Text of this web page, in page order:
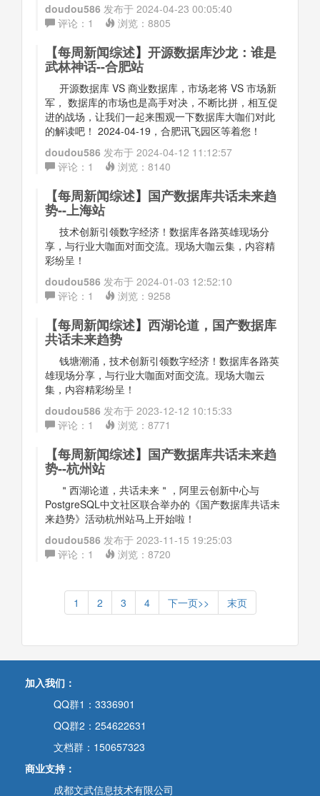
doudou586 发布于 2024-04-23 00:05:40
评论： 1 浏览： 8805
【每周新闻综述】 开源数据库沙龙：谁是
武林神话--合肥站
开源数据库 VS 商业数据库，市场老将 VS 市场新
军， 数据库的市场也是高手对决，不断比拼，相互促
进的战场，让我们一起来围观一下数据库大咖们对此
的解读吧！ 2024-04-19，合肥讯飞园区等着您！
doudou586 发布于 2024-04-12 11:12:57
评论： 1 浏览： 8140
【每周新闻综述】 国产数据库共话未来趋
势--上海站
技术创新引领数字经济！数据库各路英雄现场分
享，与行业大咖面对面交流。现场大咖云集，内容精
彩纷呈！
doudou586 发布于 2024-01-03 12:52:10
评论： 1 浏览： 9258
【每周新闻综述】 西湖论道，国产数据库
共话未来趋势
钱塘潮涌，技术创新引领数字经济！数据库各路英
雄现场分享，与行业大咖面对面交流。现场大咖云
集，内容精彩纷呈！
doudou586 发布于 2023-12-12 10:15:33
评论： 1 浏览： 8771
【每周新闻综述】 国产数据库共话未来趋
势--杭州站
＂西湖论道，共话未来＂，阿里云创新中心与
PostgreSQL中文社区联合举办的《国产数据库共话未
来趋势》活动杭州站马上开始啦！
doudou586 发布于 2023-11-15 19:25:03
评论： 1 浏览： 8720
1 2 3 4 下一页>> 末页
加入我们：
QQ群1：3336901
QQ群2：254622631
文档群：150657323
商业支持：
成都文武信息技术有限公司